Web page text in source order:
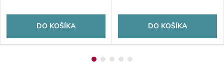
DO KOŠÍKA DO KOŠÍKA